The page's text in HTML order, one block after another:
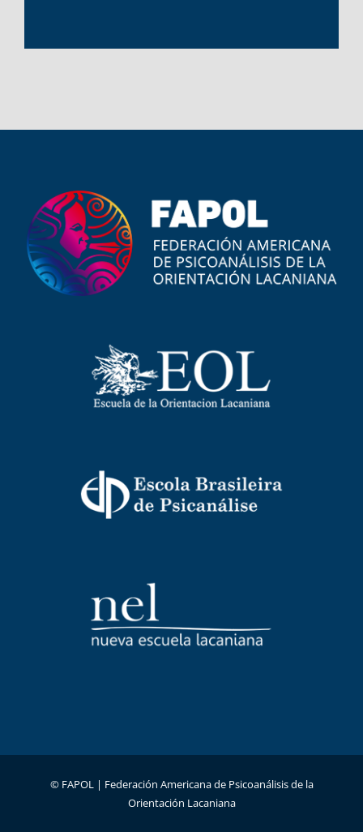
© FAPOL | Federación Americana de Psicoanálisis de la
Orientación Lacaniana